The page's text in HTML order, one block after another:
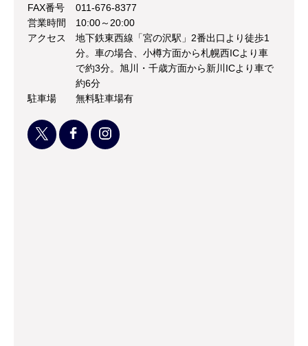
FAX番号
011-676-8377
営業時間
10:00～20:00
アクセス
地下鉄東西線「宮の沢駅」2番出口より徒歩1
分。車の場合、小樽方面から札幌西ICより車
で約3分。旭川・千歳方面から新川ICより車で
約6分
駐車場
無料駐車場有